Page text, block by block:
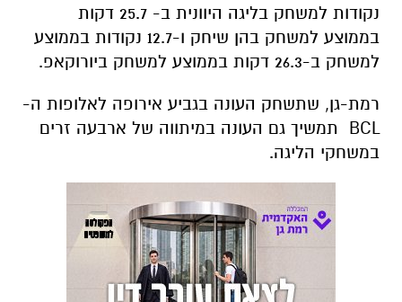
נקודות למשחק בליגה היוונית ב- 25.7 דקות
בממוצע למשחק בהן שיחק ו-12.7 נקודות בממוצע
למשחק ב-26.3 דקות בממוצע למשחק ביורוקאפ.
רמת-גן, שתשחק העונה בגביע אירופה לאלופות ה-
BCL
תמשיך גם העונה במיתווה של ארבעה זרים
במשחקי הליגה.